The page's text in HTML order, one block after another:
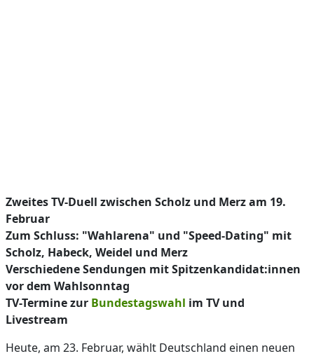
Zweites TV-Duell zwischen Scholz und Merz am 19.
Februar
Zum Schluss: "Wahlarena" und "Speed-Dating" mit
Scholz, Habeck, Weidel und Merz
Verschiedene Sendungen mit Spitzenkandidat:innen
vor dem Wahlsonntag
TV-Termine zur Bundestagswahl im TV und
Livestream
Heute, am 23. Februar, wählt Deutschland einen neuen